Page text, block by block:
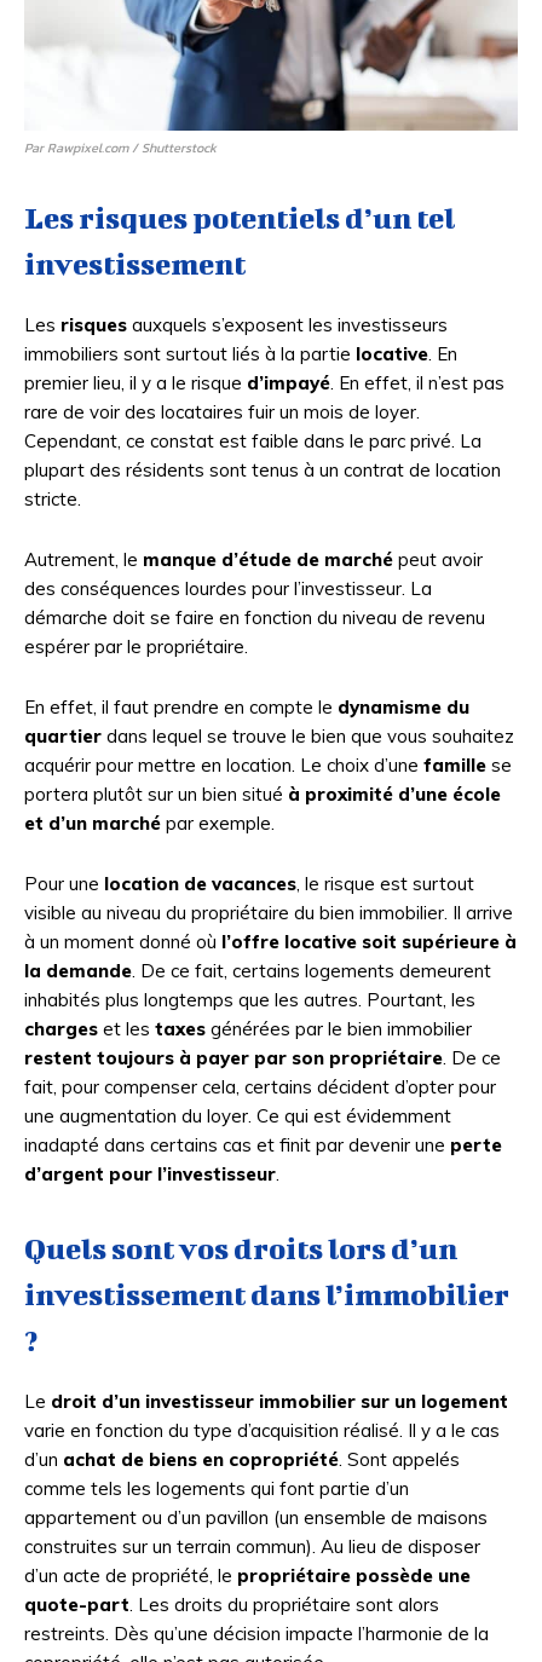
Par Rawpixel.com / Shutterstock
Les risques potentiels d’un tel
investissement
Les risques auxquels s’exposent les investisseurs
immobiliers sont surtout liés à la partie locative . En
premier lieu, il y a le risque d’impayé . En effet, il n’est pas
rare de voir des locataires fuir un mois de loyer.
Cependant, ce constat est faible dans le parc privé. La
plupart des résidents sont tenus à un contrat de location
stricte.
Autrement, le manque d’étude de marché peut avoir
des conséquences lourdes pour l’investisseur. La
démarche doit se faire en fonction du niveau de revenu
espérer par le propriétaire.
En effet, il faut prendre en compte le dynamisme du
quartier dans lequel se trouve le bien que vous souhaitez
acquérir pour mettre en location. Le choix d’une famille se
portera plutôt sur un bien situé à proximité d’une école
et d’un marché par exemple.
Pour une location de vacances , le risque est surtout
visible au niveau du propriétaire du bien immobilier. Il arrive
à un moment donné où l’offre locative soit supérieure à
la demande . De ce fait, certains logements demeurent
inhabités plus longtemps que les autres. Pourtant, les
charges et les taxes générées par le bien immobilier
restent toujours à payer par son propriétaire . De ce
fait, pour compenser cela, certains décident d’opter pour
une augmentation du loyer. Ce qui est évidemment
inadapté dans certains cas et finit par devenir une perte
d’argent pour l’investisseur
Quels sont vos droits lors d’un
investissement dans l’immobilier
?
Le droit d’un investisseur immobilier sur un logement
varie en fonction du type d’acquisition réalisé. Il y a le cas
d’un achat de biens en copropriété . Sont appelés
comme tels les logements qui font partie d’un
appartement ou d’un pavillon (un ensemble de maisons
construites sur un terrain commun). Au lieu de disposer
d’un acte de propriété, le propriétaire possède une
quote-part . Les droits du propriétaire sont alors
restreints. Dès qu’une décision impacte l’harmonie de la